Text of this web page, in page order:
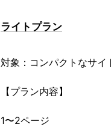
ライトプラン
対象：コンパクトなサイ
【プラン内容】
1〜2ページ